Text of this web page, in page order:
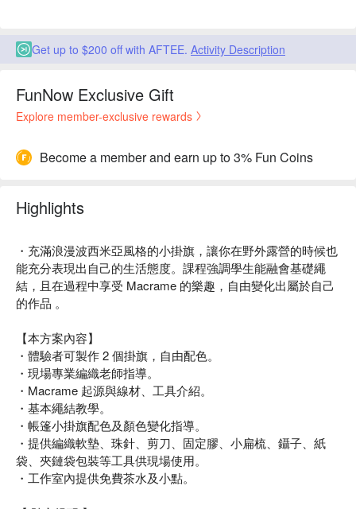
Get up to $200 off with AFTEE. Activity Description
FunNow Exclusive Gift
Explore member-exclusive rewards
Become a member and earn up to 3% Fun Coins
Highlights
・充滿浪漫波西米亞風格的小掛旗，讓你在野外露營的時候也
能充分表現出自己的生活態度。課程強調學生能融會基礎繩
結，且在過程中享受 Macrame 的樂趣，自由變化出屬於自己
的作品 。
【本方案內容】
・體驗者可製作 2 個掛旗，自由配色。
・現場專業編織老師指導。
・Macrame 起源與線材、工具介紹。
・基本繩結教學。
・帳篷小掛旗配色及顏色變化指導。
・提供編織軟墊、珠針、剪刀、固定膠、小扁梳、鑷子、紙
袋、夾鏈袋包裝等工具供現場使用。
・工作室內提供免費茶水及小點。